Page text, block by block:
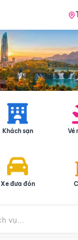
Khách sạn Vé
Xe đưa đón